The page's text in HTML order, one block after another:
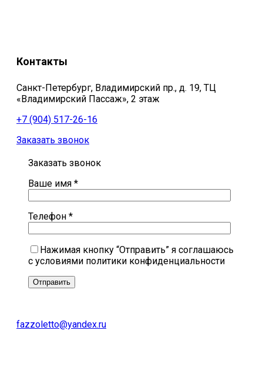
Контакты
Санкт-Петербург, Владимирский пр., д. 19, ТЦ
«Владимирский Пассаж», 2 этаж
+7 (904) 517-26-16
Заказать звонок
Заказать звонок
Ваше имя *
Телефон *
Нажимая кнопку “Отправить” я соглашаюсь
с условиями политики конфиденциальности
fazzoletto@yandex.ru